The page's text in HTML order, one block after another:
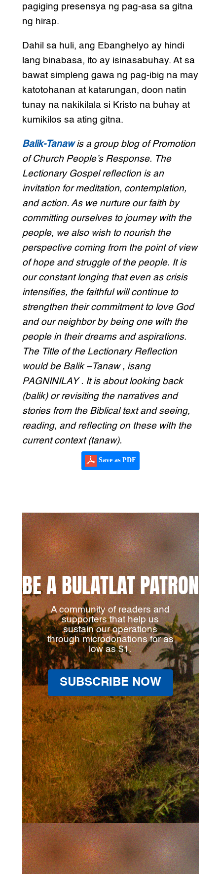
pagiging presensya ng pag-asa sa gitna
ng hirap.
Dahil sa huli, ang Ebanghelyo ay hindi
lang binabasa, ito ay isinasabuhay. At sa
bawat simpleng gawa ng pag-ibig na may
katotohanan at katarungan, doon natin
tunay na nakikilala si Kristo na buhay at
kumikilos sa ating gitna.
Balik-Tanawis a group blog of Promotion
of Church People’s Response. The
Lectionary Gospel reflection is an
invitation for meditation, contemplation,
and action. As we nurture our faith by
committing ourselves to journey with the
people, we also wish to nourish the
perspective coming from the point of view
of hope and struggle of the people. It is
our constant longing that even as crisis
intensifies, the faithful will continue to
strengthen their commitment to love God
and our neighbor by being one with the
people in their dreams and aspirations.
The Title of the Lectionary Reflection
would be Balik –Tanaw , isang
PAGNINILAY . It is about looking back
(balik) or revisiting the narratives and
stories from the Biblical text and seeing,
reading, and reflecting on these with the
current context (tanaw).
Save as PDF
BE A BULATLAT PATRON
A community of readers and
supporters that help us
sustain our operations
through microdonations for as
low as $1.
SUBSCRIBE NOW